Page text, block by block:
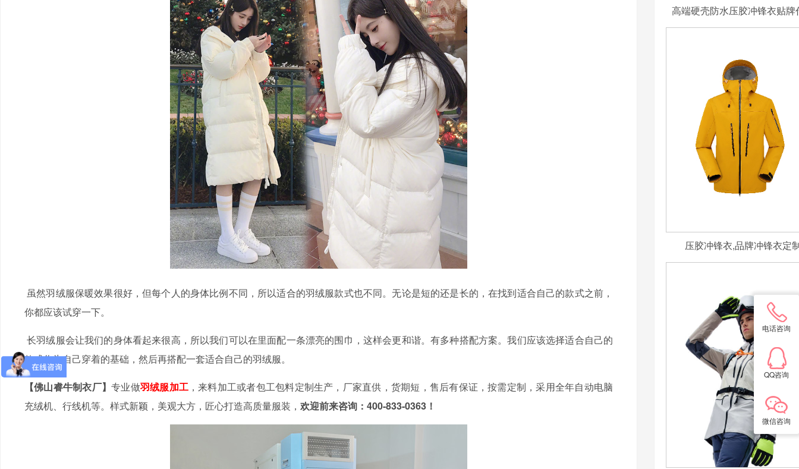
虽然羽绒服保暖效果很好，但每个人的身体比例不同，所以适合的羽绒服款式也不同。无论是短的还是长的，在找到适合自己的款式之前，
你都应该试穿一下。
长羽绒服会让我们的身体看起来很高，所以我们可以在里面配一条漂亮的围巾，这样会更和谐。有多种搭配方案。我们应该选择适合自己的
款式作为自己穿着的基础，然后再搭配一套适合自己的羽绒服。
【佛山睿牛制衣厂】专业做羽绒服加工，来料加工或者包工包料定制生产，厂家直供，货期短，售后有保证，按需定制，采用全年自动电脑
充绒机、行线机等。样式新颖，美观大方，匠心打造高质量服装， 欢迎前来咨询：400-833-0363！
高端硬壳防水压胶冲锋衣贴牌
压胶冲锋衣,品牌冲锋衣定
电话咨询
QQ咨询
微信咨询